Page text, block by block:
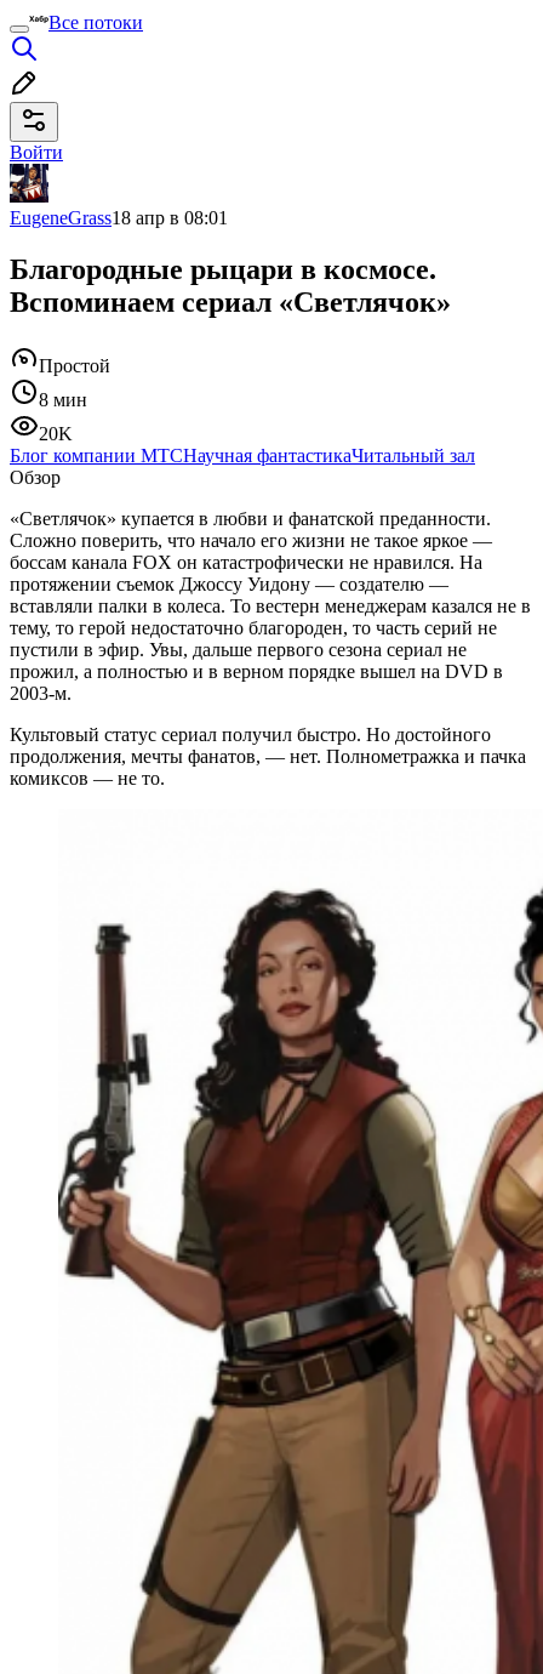
Все потоки
Войти
EugeneGrass18 апр в 08:01
Благородные рыцари в космосе.
Вспоминаем сериал «Светлячок»
Простой
8 мин
20K
Блог компании МТСНаучная фантастикаЧитальный зал
Обзор
«Светлячок» купается в любви и фанатской преданности.
Сложно поверить, что начало его жизни не такое яркое —
боссам канала FOX он катастрофически не нравился. На
протяжении съемок Джоссу Уидону — создателю —
вставляли палки в колеса. То вестерн менеджерам казался не в
тему, то герой недостаточно благороден, то часть серий не
пустили в эфир. Увы, дальше первого сезона сериал не
прожил, а полностью и в верном порядке вышел на DVD в
2003-м.
Культовый статус сериал получил быстро. Но достойного
продолжения, мечты фанатов, — нет. Полнометражка и пачка
комиксов — не то.